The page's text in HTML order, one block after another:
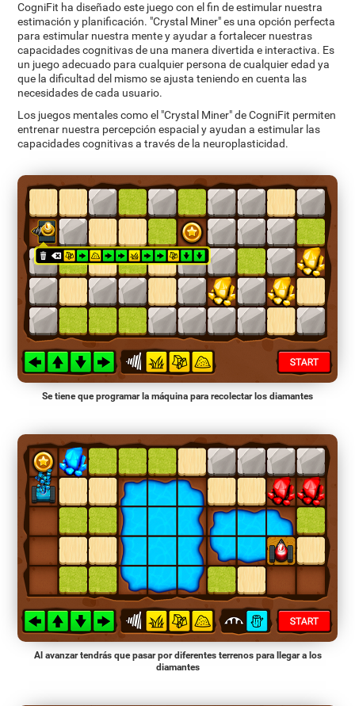
CogniFit ha diseñado este juego con el fin de estimular nuestra
estimación y planificación. "Crystal Miner" es una opción perfecta
para estimular nuestra mente y ayudar a fortalecer nuestras
capacidades cognitivas de una manera divertida e interactiva. Es
un juego adecuado para cualquier persona de cualquier edad ya
que la dificultad del mismo se ajusta teniendo en cuenta las
necesidades de cada usuario.
Los juegos mentales como el "Crystal Miner" de CogniFit permiten
entrenar nuestra percepción espacial y ayudan a estimular las
capacidades cognitivas a través de la neuroplasticidad.
Se tiene que programar la máquina para recolectar los diamantes
Al avanzar tendrás que pasar por diferentes terrenos para llegar a los
diamantes